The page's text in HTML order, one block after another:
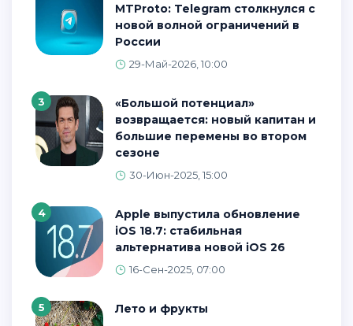
MTProto: Telegram столкнулся с
новой волной ограничений в
России
29-Май-2026, 10:00
3
«Большой потенциал»
возвращается: новый капитан и
большие перемены во втором
сезоне
30-Июн-2025, 15:00
4
Apple выпустила обновление
iOS 18.7: стабильная
альтернатива новой iOS 26
16-Сен-2025, 07:00
5 Лето и фрукты